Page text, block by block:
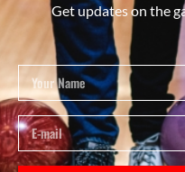
Get updates on the